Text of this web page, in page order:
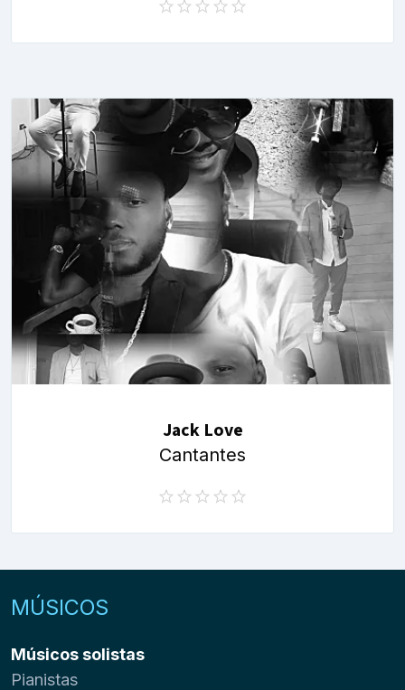
Jack Love
Cantantes
MÚSICOS
Músicos solistas
Pianistas